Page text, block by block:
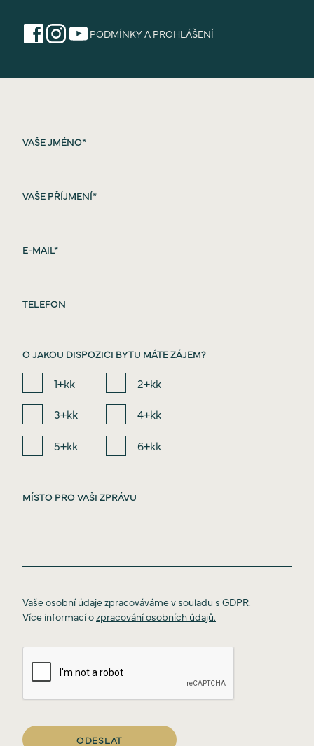
Úvod
Ceník
Standardy
Galerie
PODMÍNKY A PROHLÁŠENÍ
O JAKOU DISPOZICI BYTU MÁTE ZÁJEM?
1+kk 2+kk
3+kk 4+kk
5+kk 6+kk
Vaše osobní údaje zpracováváme v souladu s GDPR.
Více informací ozpracování osobních údajů.
ODESLAT